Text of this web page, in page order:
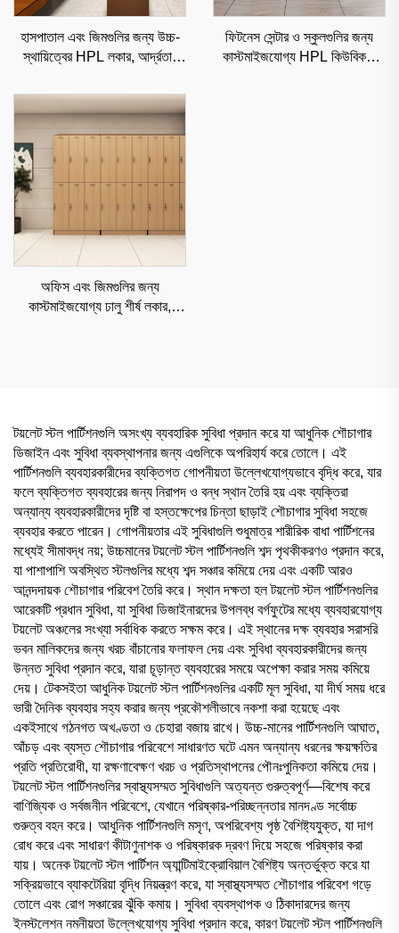
হাসপাতাল এবং জিমগুলির জন্য উচ্চ-
স্থায়িত্বের HPL লকার, আর্দ্রতা-
ফিটনেস সেন্টার ও স্কুলগুলির জন্য
কাস্টমাইজযোগ্য HPL কিউবিকল,
অফিস এবং জিমগুলির জন্য
কাস্টমাইজযোগ্য ঢালু শীর্ষ লকার,
টয়লেট স্টল পার্টিশনগুলি অসংখ্য ব্যবহারিক সুবিধা প্রদান করে যা আধুনিক শৌচাগার
ডিজাইন এবং সুবিধা ব্যবস্থাপনার জন্য এগুলিকে অপরিহার্য করে তোলে। এই
পার্টিশনগুলি ব্যবহারকারীদের ব্যক্তিগত গোপনীয়তা উল্লেখযোগ্যভাবে বৃদ্ধি করে, যার
ফলে ব্যক্তিগত ব্যবহারের জন্য নিরাপদ ও বন্ধ স্থান তৈরি হয় এবং ব্যক্তিরা
অন্যান্য ব্যবহারকারীদের দৃষ্টি বা হস্তক্ষেপের চিন্তা ছাড়াই শৌচাগার সুবিধা সহজে
ব্যবহার করতে পারেন। গোপনীয়তার এই সুবিধাগুলি শুধুমাত্র শারীরিক বাধা পার্টিশনের
মধ্যেই সীমাবদ্ধ নয়; উচ্চমানের টয়লেট স্টল পার্টিশনগুলি শব্দ পৃথকীকরণও প্রদান করে,
যা পাশাপাশি অবস্থিত স্টলগুলির মধ্যে শব্দ সঞ্চার কমিয়ে দেয় এবং একটি আরও
আনন্দদায়ক শৌচাগার পরিবেশ তৈরি করে। স্থান দক্ষতা হল টয়লেট স্টল পার্টিশনগুলির
আরেকটি প্রধান সুবিধা, যা সুবিধা ডিজাইনারদের উপলব্ধ বর্গফুটের মধ্যে ব্যবহারযোগ্য
টয়লেট অঞ্চলের সংখ্যা সর্বাধিক করতে সক্ষম করে। এই স্থানের দক্ষ ব্যবহার সরাসরি
ভবন মালিকদের জন্য খরচ বাঁচানোর ফলাফল দেয় এবং সুবিধা ব্যবহারকারীদের জন্য
উন্নত সুবিধা প্রদান করে, যারা চূড়ান্ত ব্যবহারের সময়ে অপেক্ষা করার সময় কমিয়ে
দেয়। টেকসইতা আধুনিক টয়লেট স্টল পার্টিশনগুলির একটি মূল সুবিধা, যা দীর্ঘ সময় ধরে
ভারী দৈনিক ব্যবহার সহ্য করার জন্য প্রকৌশলীভাবে নকশা করা হয়েছে এবং
একইসাথে গঠনগত অখণ্ডতা ও চেহারা বজায় রাখে। উচ্চ-মানের পার্টিশনগুলি আঘাত,
আঁচড় এবং ব্যস্ত শৌচাগার পরিবেশে সাধারণত ঘটে এমন অন্যান্য ধরনের ক্ষয়ক্ষতির
প্রতি প্রতিরোধী, যা রক্ষণাবেক্ষণ খরচ ও প্রতিস্থাপনের পৌনঃপুনিকতা কমিয়ে দেয়।
টয়লেট স্টল পার্টিশনগুলির স্বাস্থ্যসম্মত সুবিধাগুলি অত্যন্ত গুরুত্বপূর্ণ—বিশেষ করে
বাণিজ্যিক ও সর্বজনীন পরিবেশে, যেখানে পরিষ্কার-পরিচ্ছন্নতার মানদণ্ড সর্বোচ্চ
গুরুত্ব বহন করে। আধুনিক পার্টিশনগুলি মসৃণ, অপরিবেশ্য পৃষ্ঠ বৈশিষ্ট্যযুক্ত, যা দাগ
রোধ করে এবং সাধারণ কীটাণুনাশক ও পরিষ্কারক দ্রবণ দিয়ে সহজে পরিষ্কার করা
যায়। অনেক টয়লেট স্টল পার্টিশন অ্যান্টিমাইক্রোবিয়াল বৈশিষ্ট্য অন্তর্ভুক্ত করে যা
সক্রিয়ভাবে ব্যাকটেরিয়া বৃদ্ধি নিয়ন্ত্রণ করে, যা স্বাস্থ্যসম্মত শৌচাগার পরিবেশ গড়ে
তোলে এবং রোগ সঞ্চারের ঝুঁকি কমায়। সুবিধা ব্যবস্থাপক ও ঠিকাদারদের জন্য
ইনস্টলেশন নমনীয়তা উল্লেখযোগ্য সুবিধা প্রদান করে, কারণ টয়লেট স্টল পার্টিশনগুলি